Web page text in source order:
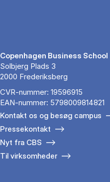
Copenhagen Business School
Solbjerg Plads 3
2000 Frederiksberg
CVR-nummer: 19596915
EAN-nummer: 5798009814821
Kontakt os og besøg campus
Pressekontakt
Nyt fra CBS
Til virksomheder